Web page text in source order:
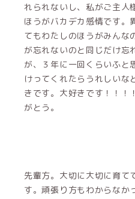
れられないし、私がご主人
ほうがバカデカ感情です。
てもわたしのほうがみんな
が忘れないのと同じだけ忘
が、３年に一回くらいふと
けってくれたらうれしいな
きです。大好きです！！！
がとう。
先輩方。大切に大切に育て
す。頑張り方もわからなか